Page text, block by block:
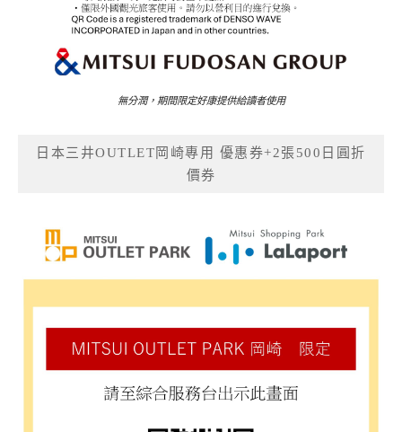
無分潤，期間限定好康提供給讀者使用
日本三井OUTLET岡崎專用 優惠券+2張500日圓折
價券